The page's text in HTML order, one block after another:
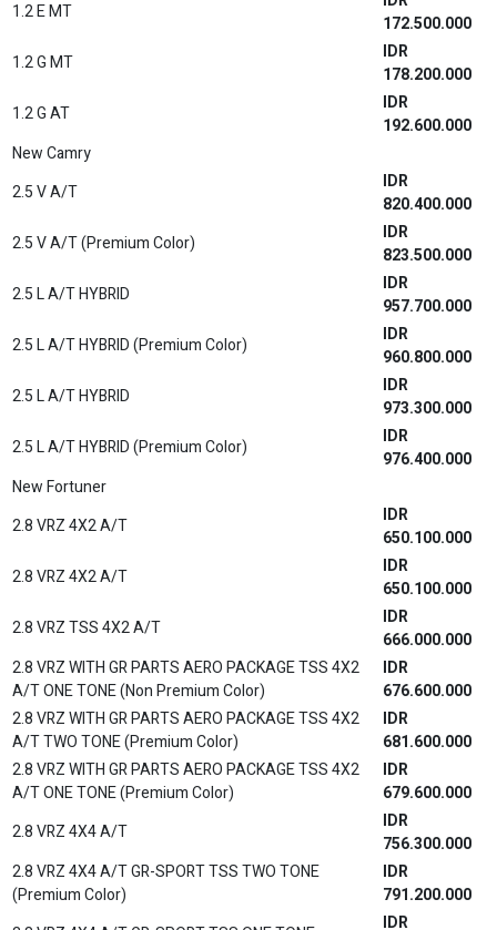
1.2 E MT
172.500.000
1.2 G MT
IDR
178.200.000
1.2 G AT
IDR
192.600.000
New Camry
2.5 V A/T
IDR
820.400.000
2.5 V A/T (Premium Color)
IDR
823.500.000
2.5 L A/T HYBRID
IDR
957.700.000
2.5 L A/T HYBRID (Premium Color)
IDR
960.800.000
2.5 L A/T HYBRID
IDR
973.300.000
2.5 L A/T HYBRID (Premium Color)
IDR
976.400.000
New Fortuner
2.8 VRZ 4X2 A/T
IDR
650.100.000
2.8 VRZ 4X2 A/T
IDR
650.100.000
2.8 VRZ TSS 4X2 A/T
IDR
666.000.000
2.8 VRZ WITH GR PARTS AERO PACKAGE TSS 4X2
A/T ONE TONE (Non Premium Color)
IDR
676.600.000
2.8 VRZ WITH GR PARTS AERO PACKAGE TSS 4X2
A/T TWO TONE (Premium Color)
IDR
681.600.000
2.8 VRZ WITH GR PARTS AERO PACKAGE TSS 4X2
A/T ONE TONE (Premium Color)
IDR
679.600.000
2.8 VRZ 4X4 A/T
IDR
756.300.000
2.8 VRZ 4X4 A/T GR-SPORT TSS TWO TONE
(Premium Color)
IDR
791.200.000
IDR